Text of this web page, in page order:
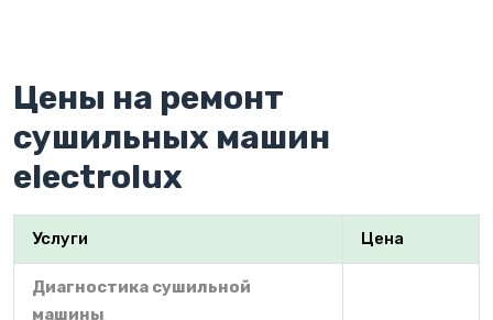
Цены на ремонт
сушильных машин
electrolux
Услуги Цена
Диагностика сушильной
машины